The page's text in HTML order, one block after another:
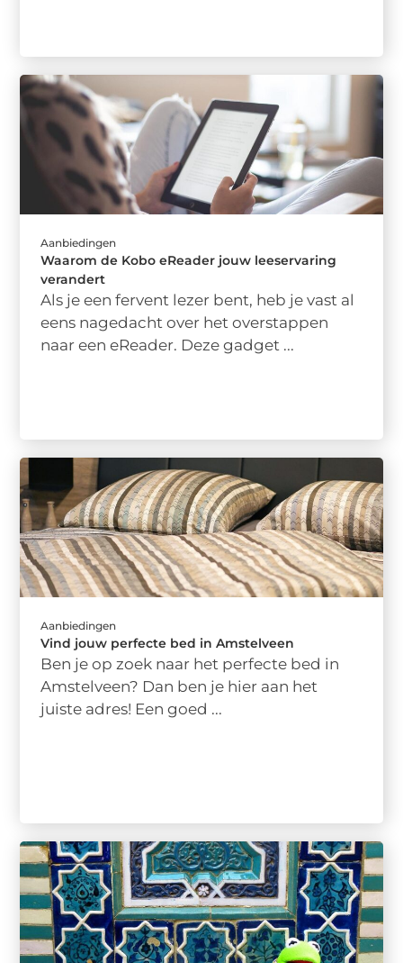
Aanbiedingen
Waarom de Kobo eReader jouw leeservaring
verandert
Als je een fervent lezer bent, heb je vast al
eens nagedacht over het overstappen
naar een eReader. Deze gadget ...
Aanbiedingen
Vind jouw perfecte bed in Amstelveen
Ben je op zoek naar het perfecte bed in
Amstelveen? Dan ben je hier aan het
juiste adres! Een goed ...